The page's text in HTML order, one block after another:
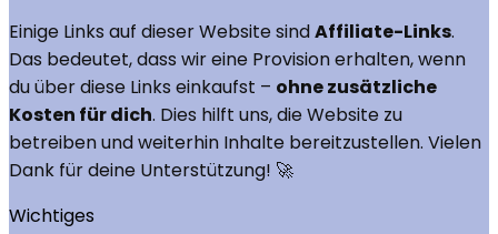
Einige Links auf dieser Website sindAffiliate-Links.
Das bedeutet, dass wir eine Provision erhalten, wenn
du über diese Links einkaufst – ohne zusätzliche
Kosten für dich. Dies hilft uns, die Website zu
betreiben und weiterhin Inhalte bereitzustellen. Vielen
Dank für deine Unterstützung! 🚀
Wichtiges